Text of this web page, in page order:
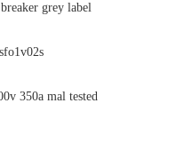
grey label
350a mal tested